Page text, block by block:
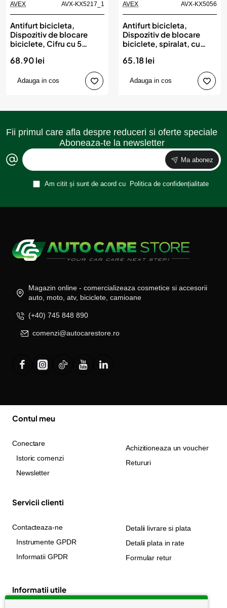
AVEX AVX-KX5217_1
Antifurt bicicleta,
Dispozitiv de blocare
biciclete, Cifru cu 5
culoare Neagra
68.90 lei
Adauga in cos
AVEX AVX-KX5056
Antifurt bicicleta,
Dispozitiv de blocare
biciclete, spiralat, cu
culoare Neagra
65.18 lei
Adauga in cos
Fii primul care afla despre reduceri si oferte speciale
Aboneaza-te la newsletter
Ma abonez
Am citit și sunt de acord cu Politica de confidențialitate
Magazin online - comercializeaza cosmetice si accesorii
auto, moto, atv, biciclete, camioane
(+40) 745 848 890
comenzi@autocarestore.ro
Contul meu
Conectare
Istoric comenzi
Newsletter
Achizitioneaza un voucher
Retururi
Servicii clienti
Contacteaza-ne
Instrumente GPDR
Informatii GPDR
Detalii livrare si plata
Detalii plata in rate
Formular retur
Informatii utile